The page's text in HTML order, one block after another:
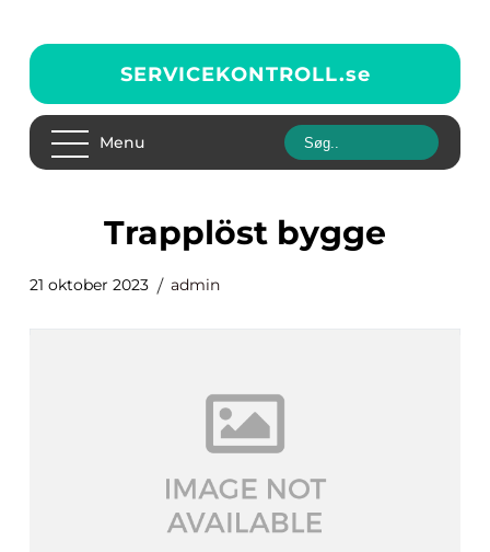
SERVICEKONTROLL.se
Menu
trapplöst bygge
21 oktober 2023 admin